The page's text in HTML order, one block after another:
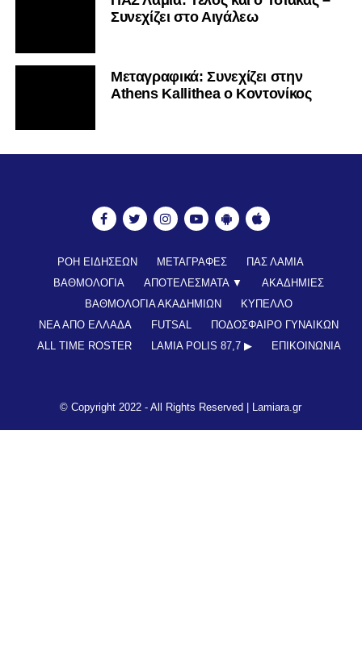
Συνεχίζει στο Αιγάλεω
Mεταγραφικά: Συνεχίζει στην
Athens Kallithea ο Κοντονίκος
ΡΟΗ ΕΙΔΗΣΕΩΝ ΜΕΤΑΓΡΑΦΕΣ
ΠΑΣ ΛΑΜΙΑ
ΒΑΘΜΟΛΟΓΙΑ
ΑΠΟΤΕΛΕΣΜΑΤΑ ▼
ΑΚΑΔΗΜΙΕΣ
ΒΑΘΜΟΛΟΓΙΑ ΑΚΑΔΗΜΙΩΝ
ΚΥΠΕΛΛΟ
ΝΕΑ ΑΠΟ ΕΛΛΑΔΑ
FUTSAL
ΠΟΔΟΣΦΑΙΡΟ ΓΥΝΑΙΚΩΝ
ALL TIME ROSTER
LAMIA POLIS 87,7 ▶︎ ΕΠΙΚΟΙΝΩΝΊΑ
© Copyright 2022 - All Rights Reserved | Lamiara.gr